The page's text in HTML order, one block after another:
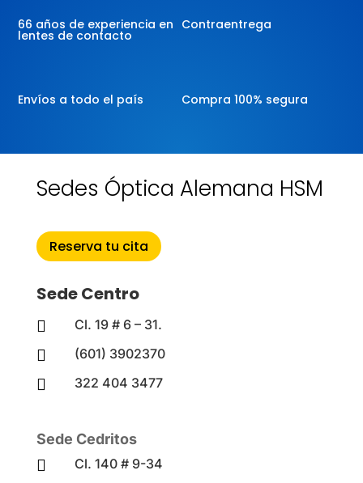
66 años de experiencia en
lentes de contacto
Contraentrega
Envíos a todo el país Compra 100% segura
Sedes Óptica Alemana HSM
Reserva tu cita
Sede Centro
 Cl. 19 # 6 – 31.
 (601) 3902370
 322 404 3477
Sede Cedritos
 Cl. 140 # 9-34